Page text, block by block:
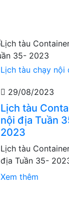
Lịch tàu chạy nội
29/08/2023
Lịch tàu
nội địa Tuần
2023
Lịch tàu
địa Tuần 35-
Xem thêm